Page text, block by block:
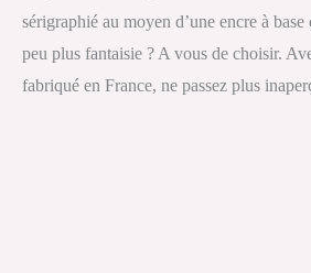
sérigraphié au moyen d’une encre à
peu plus fantaisie ? A vous de choisir.
fabriqué en France, ne passez plus